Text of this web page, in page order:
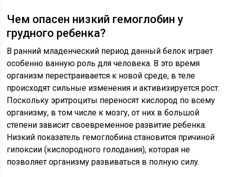
Чем опасен низкий гемоглобин у
грудного ребенка?
В ранний младенческий период данный белок играет
особенно ванную роль для человека. В это время
организм перестраивается к новой среде, в теле
происходят сильные изменения и активизируется рост.
Поскольку эритроциты переносят кислород по всему
организму, в том числе к мозгу, от них в большой
степени зависит своевременное развитие ребенка.
Низкий показатель гемоглобина становится причиной
гипоксии (кислородного голодания), которая не
позволяет организму развиваться в полную силу.